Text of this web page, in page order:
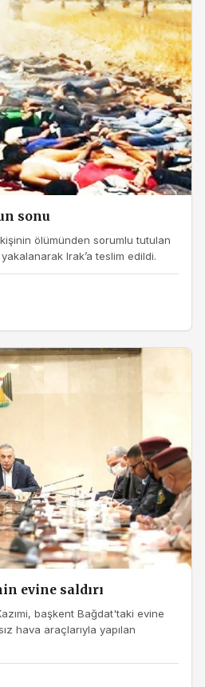
sonu
ölümünden sorumlu tutulan
Irak’a teslim edildi.
evine saldırı
başkent Bağdat'taki evine
hava araçlarıyla yapılan